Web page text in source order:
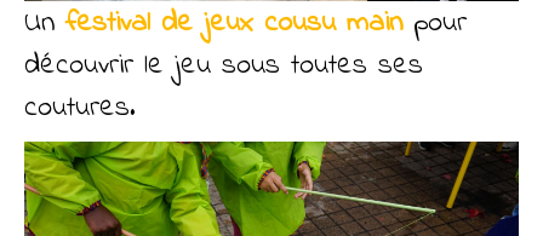
Unfestival de jeux cousu mainpour
découvrir le jeu sous toutes ses
coutures.